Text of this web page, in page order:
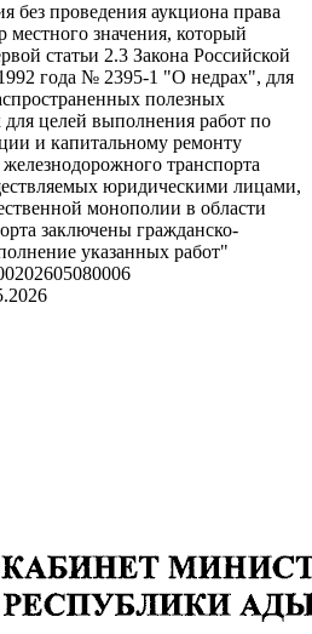
без проведения аукциона права
местного значения, который
статьи 2.3 Закона Российской
года № 2395-1 "О недрах", для
полезных
целей выполнения работ по
и капитальному ремонту
транспорта
юридическими лицами,
монополии в области
заключены гражданско-
указанных работ"